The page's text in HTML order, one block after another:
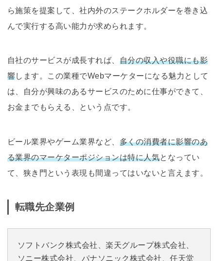
ら施策を提案して、社内外のステークホルダーを巻き込
んで実行する高い能力が求められます。
自社のサービスが成長すれば、 自分の収入や役職にも影
響します。この業種でWebマーケターになる魅力として
は、自分が興味のあるサービスのために仕事ができて、
お金までもらえる、という点です。
ビール業界やゲーム業界など、 多くの消費者に影響のあ
る業界のマーケターポジションは特に人気となってい
て、狭き門という表現も間違ってはいないと言えます。
転職先企業例
ソフトバンク株式会社、楽天グループ株式会社、
ソニー株式会社、パナソニック株式会社、任天堂